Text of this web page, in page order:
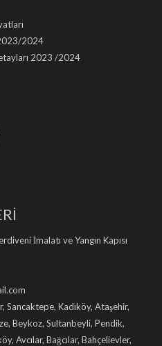
2024
2023 /2024
İmalatı ve Yangın Kapısı
Sancaktepe, Kadıköy, Ataşehir,
Beykoz, Sultanbeyli, Pendik,
Avcılar, Bağcılar, Bahçelievler,